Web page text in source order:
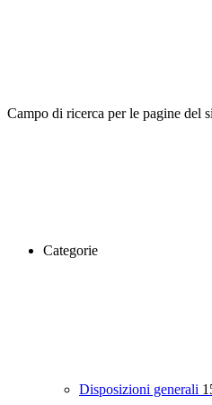
Campo di ricerca per le pagine del
Categorie
Disposizioni generali